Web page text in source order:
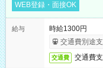
WEB登録・面接OK
給与
時給1300円
交通費別途
交通費 交通費